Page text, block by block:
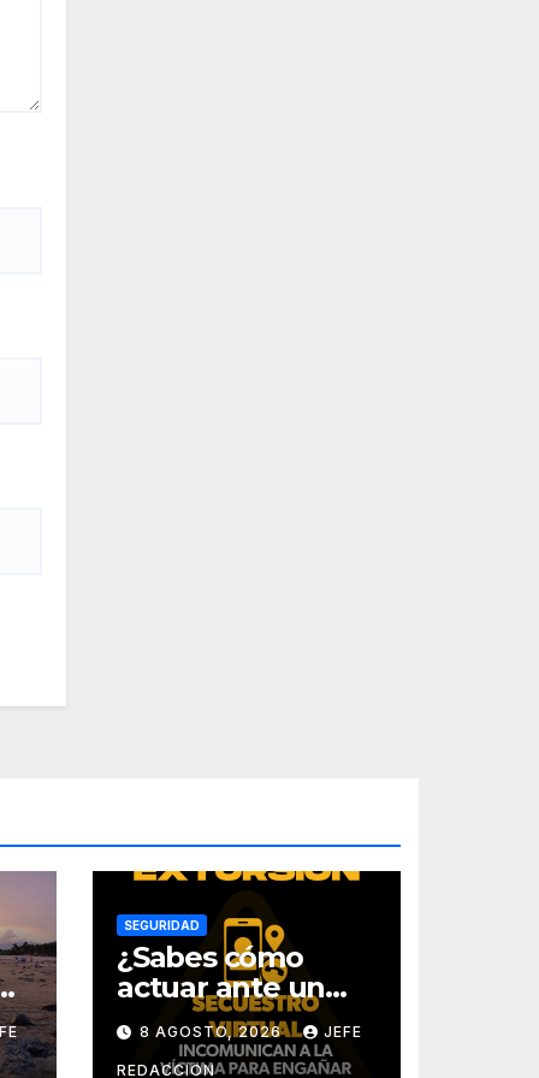
SEGURIDAD
¿Sabes cómo
actuar ante un
intento de
secuestro virtual?
8 AGOSTO, 2026 JEFE
REDACCION